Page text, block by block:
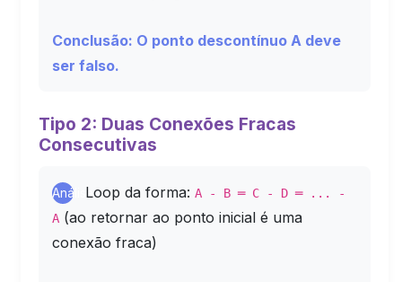
Conclusão: O ponto descontínuo A deve
ser falso.
Tipo 2: Duas Conexões Fracas
Consecutivas
AnáliseLoop da forma: A - B ═ C - D ═ ... -
A (ao retornar ao ponto inicial é uma
conexão fraca)